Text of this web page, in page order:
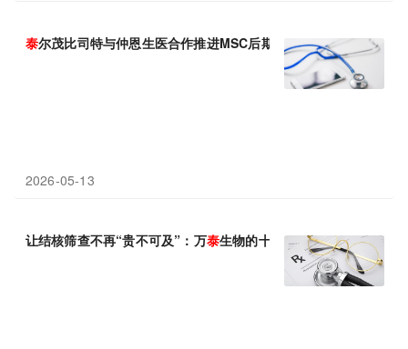
泰尔茂比司特与仲恩生医合作推进MSC后期临床生产
2026-05-13
让结核筛查不再“贵不可及”：万泰生物的十年坚守